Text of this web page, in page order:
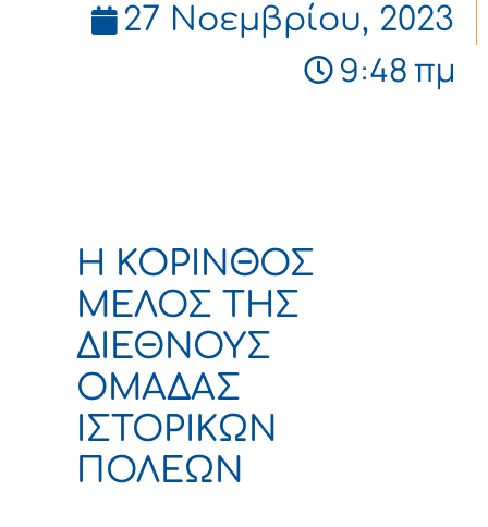
27 Νοεμβρίου, 2023
9:48 πμ
H ΚΟΡΙΝΘΟΣ
ΜΕΛΟΣ ΤΗΣ
ΔΙΕΘΝΟΥΣ
ΟΜΑΔΑΣ
ΙΣΤΟΡΙΚΩΝ
ΠΟΛΕΩΝ